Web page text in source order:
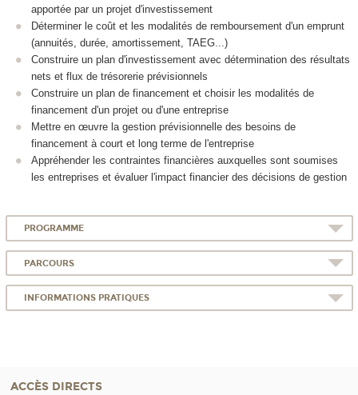
apportée par un projet d'investissement
Déterminer le coût et les modalités de remboursement d'un emprunt
(annuités, durée, amortissement, TAEG...)
Construire un plan d'investissement avec détermination des résultats
nets et flux de trésorerie prévisionnels
Construire un plan de financement et choisir les modalités de
financement d'un projet ou d'une entreprise
Mettre en œuvre la gestion prévisionnelle des besoins de
financement à court et long terme de l'entreprise
Appréhender les contraintes financières auxquelles sont soumises
les entreprises et évaluer l'impact financier des décisions de gestion
PROGRAMME
PARCOURS
INFORMATIONS PRATIQUES
ACCÈS DIRECTS